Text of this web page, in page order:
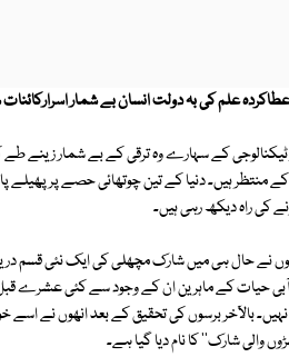
علم کی بہ دولت انسان بے شمار
کے سہارے وہ ترقی کے بے شمار زینے طے
کے منتظر ہیں۔ دنیا کے تین چوتھائی حصے پر
کی راہ دیکھ رہی ہیں۔
نے حال ہی میں شارک مچھلی کی ایک نئی قسم
آبی حیات کے ماہرین ان کے وجود سے کئی عشرے
بالآخر برسوں کی تحقیق کے بعد انھوں نے
والی شارک'' کا نام دیا گیا ہے۔